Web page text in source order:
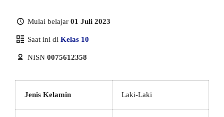
Mulai belajar 01 Juli 2023
Saat ini di Kelas 10
NISN 0075612358
Jenis Kelamin Laki-Laki